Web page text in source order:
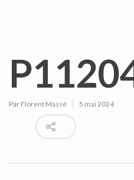
Par Florent Massé 5 mai 2024